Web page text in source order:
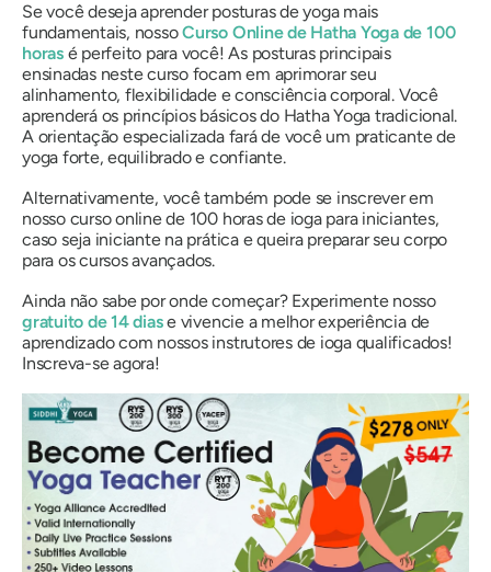
Se você deseja aprender posturas de yoga mais
fundamentais, nossoCurso Online de Hatha Yoga de 100
horasé perfeito para você! As posturas principais
ensinadas neste curso focam em aprimorar seu
alinhamento, flexibilidade e consciência corporal. Você
aprenderá os princípios básicos do Hatha Yoga tradicional.
A orientação especializada fará de você um praticante de
yoga forte, equilibrado e confiante.
Alternativamente, você também pode se inscrever em
nosso curso online de 100 horas de ioga para iniciantes,
caso seja iniciante na prática e queira preparar seu corpo
para os cursos avançados.
Ainda não sabe por onde começar? Experimente nosso
gratuito de 14 diase vivencie a melhor experiência de
aprendizado com nossos instrutores de ioga qualificados!
Inscreva-se agora!